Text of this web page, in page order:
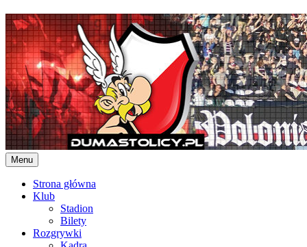
Skip
to
content
Menu
Strona główna
Klub
Stadion
Bilety
Rozgrywki